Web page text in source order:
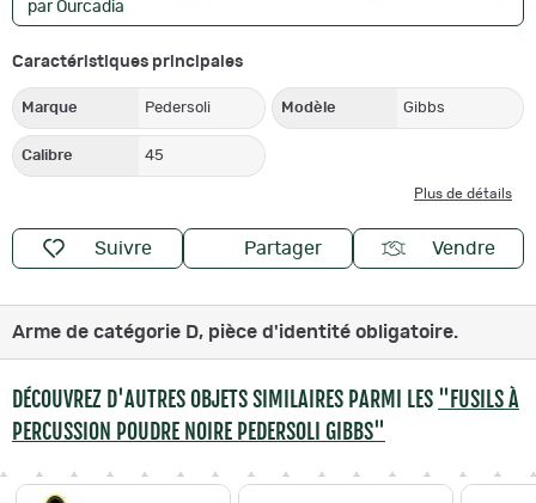
par Ourcadia
Caractéristiques principales
Marque Pedersoli Modèle Gibbs
Calibre 45
Plus de détails
Suivre Partager Vendre
Arme de catégorie D, pièce d'identité obligatoire.
DÉCOUVREZ D'AUTRES OBJETS SIMILAIRES PARMI LES "FUSILS À
PERCUSSION POUDRE NOIRE PEDERSOLI GIBBS"